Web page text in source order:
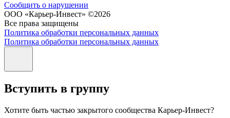
Сообщить о нарушении
ООО «Карьер-Инвест» ©2026
Все права защищены
Политика обработки персональных данных
Политика обработки персональных данных
Вступить в группу
Хотите быть частью закрытого сообщества Карьер-Инвест?